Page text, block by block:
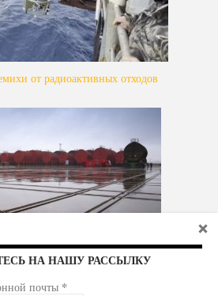
от радиоактивных отходов
НА НАШУ РАССЫЛКУ
почты *